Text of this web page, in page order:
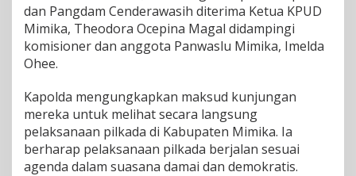
d
e
a
s
h
T
i
n
dan Pangdam Cenderawasih diterima Ketua KPUD
Mimika, Theodora Ocepina Magal didampingi
komisioner dan anggota Panwaslu Mimika, Imelda
Ohee.
Kapolda mengungkapkan maksud kunjungan
mereka untuk melihat secara langsung
pelaksanaan pilkada di Kabupaten Mimika. Ia
berharap pelaksanaan pilkada berjalan sesuai
agenda dalam suasana damai dan demokratis.